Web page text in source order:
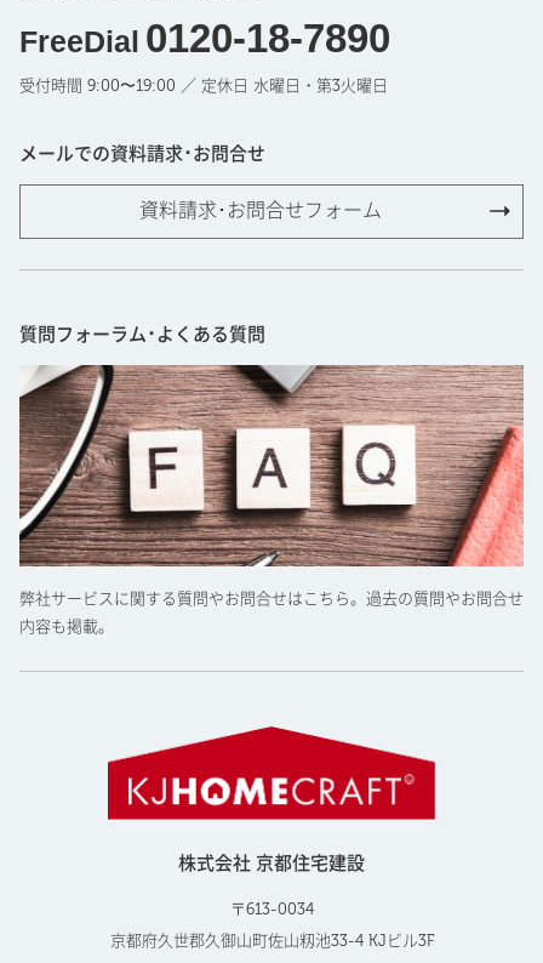
FreeDial 0120-18-7890
受付時間 9:00〜19:00 ／ 定休日 水曜日・第3火曜日
メールでの資料請求･お問合せ
資料請求･お問合せフォーム
質問フォーラム･よくある質問
弊社サービスに関する質問やお問合せはこちら。過去の質問やお問合せ
内容も掲載。
株式会社 京都住宅建設
〒613-0034
京都府久世郡久御山町佐山籾池33-4 KJビル3F